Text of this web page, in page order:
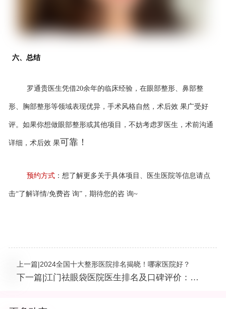
六、总结
罗通贵医生凭借20余年的临床经验，在眼部整形、鼻部整
形、胸部整形等领域表现优异，手术风格自然，术后效 果广受好
评。如果你想做眼部整形或其他项目，不妨考虑罗医生，术前沟通
详细，术后效 果可靠！
预约方式 ：想了解更多关于具体项目、医生医院等信息请点
击“了解详情/免费咨 询”，期待您的咨 询~
上一篇|2024全国十大整形医院排名揭晓！哪家医院好？
下一篇 |江门祛眼袋医院医生排名及口碑评价：榜